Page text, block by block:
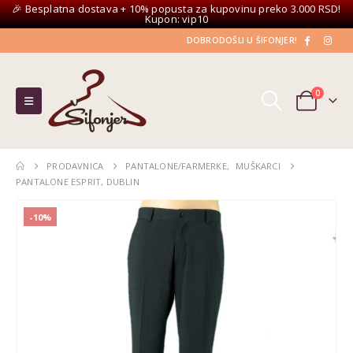
🎉 Besplatna dostava + 10% popusta za kupovinu preko 3.000 RSD!
Kupon: vip10
DOBRODOŠLI U ŠIFONJER!
0
PRODAVNICA PANTALONE/FARMERKE,
MUŠKARCI
PANTALONE ESPRIT, DUBLIN
-10%